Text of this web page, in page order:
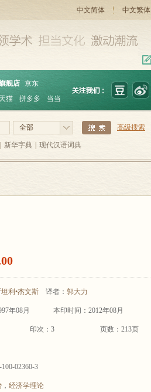
中文简体 中文繁体
舰店 京东
天猫
拼多多 当当
全部 高级搜索
新华字典 现代汉语词典
利•杰文斯 译者： 郭大力
年08月 本印时间：2012年08月
印次：3 页数：213页
02360-3
， 经济学理论